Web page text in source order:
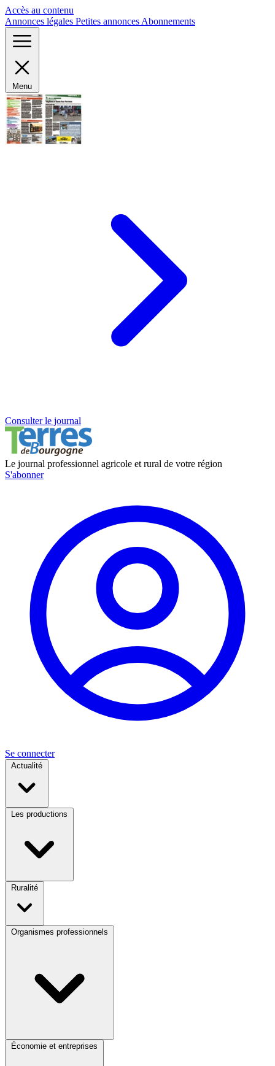
Accès au contenu
Annonces légales Petites annonces Abonnements
Menu
Consulter le journal
Le journal professionnel agricole et rural de votre région
S'abonner
Se connecter
Actualité
Les productions
Ruralité
Organismes professionnels
Économie et entreprises
Panneau de gestion des cookies